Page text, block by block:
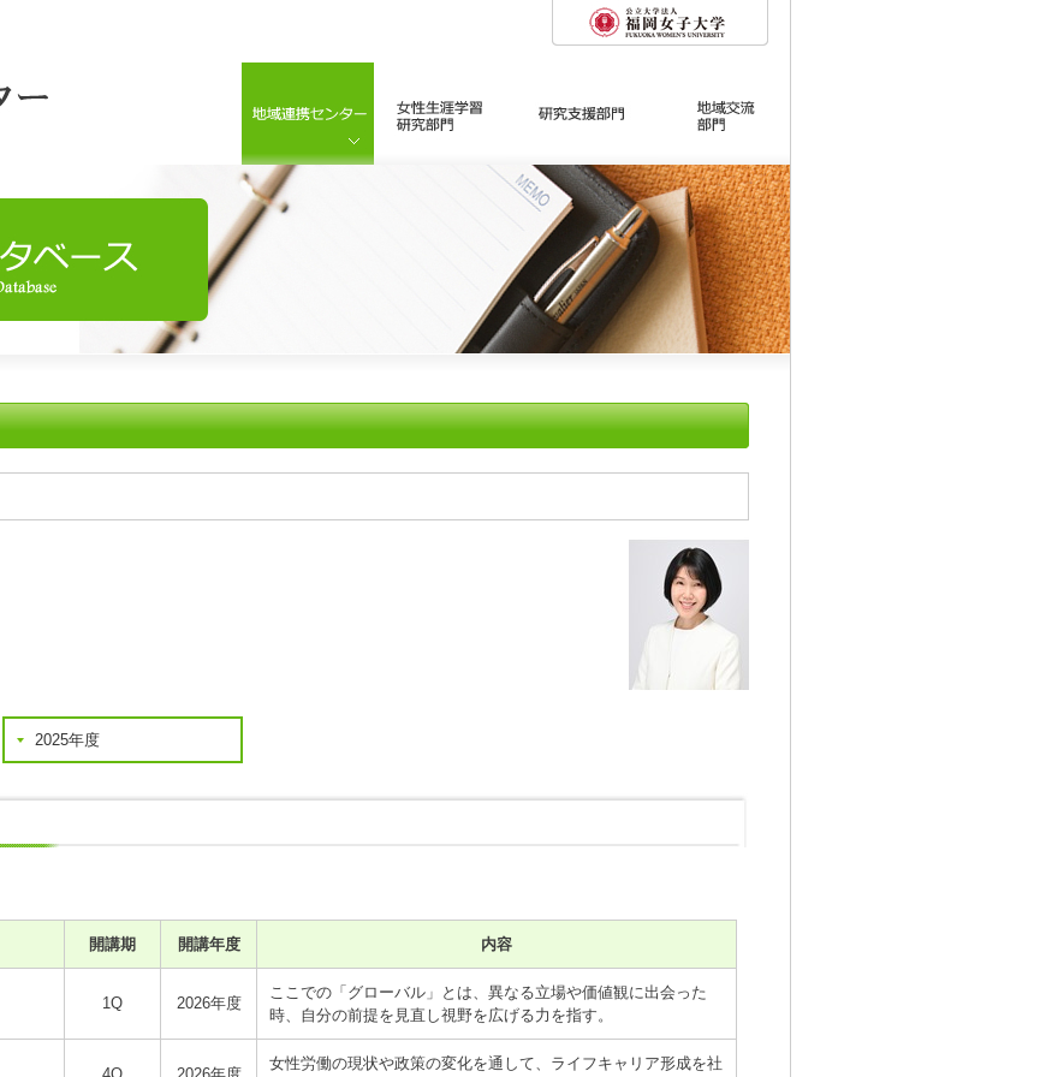
2025年度
開講期 開講年度 内容
1Q 2026年度
ここでの「グローバル」とは、異なる立場や価値観に出会った
時、自分の前提を見直し視野を広げる力を指す。
女性労働の現状や政策の変化を通して、ライフキャリア形成を社